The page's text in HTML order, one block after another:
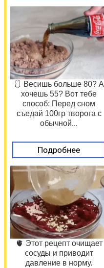
🩱 Весишь больше 80? А
хочешь 55? Вот тебе
способ: Перед сном
съедай 100гр творога с
обычной...
Подробнее
🫀 Этот рецепт очищает
сосуды и приводит
давление в норму.